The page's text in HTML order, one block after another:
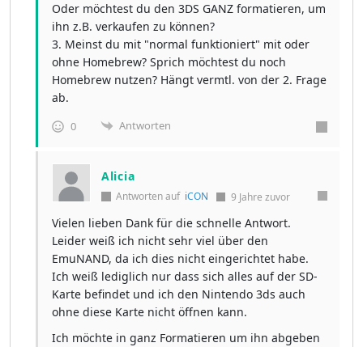
Oder möchtest du den 3DS GANZ formatieren, um
ihn z.B. verkaufen zu können?
3. Meinst du mit "normal funktioniert" mit oder
ohne Homebrew? Sprich möchtest du noch
Homebrew nutzen? Hängt vermtl. von der 2. Frage
ab.
0 Antworten
Alicia
Antworten auf iCON 9 Jahre zuvor
Vielen lieben Dank für die schnelle Antwort.
Leider weiß ich nicht sehr viel über den
EmuNAND, da ich dies nicht eingerichtet habe.
Ich weiß lediglich nur dass sich alles auf der SD-
Karte befindet und ich den Nintendo 3ds auch
ohne diese Karte nicht öffnen kann.
Ich möchte in ganz Formatieren um ihn abgeben